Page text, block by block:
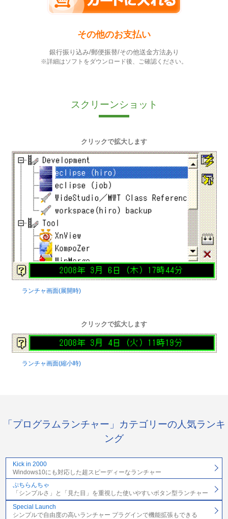
その他のお支払い
銀行振り込み/郵便振替/その他送金方法あり
※詳細はソフトをダウンロード後、ご確認ください。
スクリーンショット
クリックで拡大します
ランチャ画面(展開時)
クリックで拡大します
ランチャ画面(縮小時)
「プログラムランチャー」カテゴリーの人気ランキ
ング
Kick in 2000
Windows10にも対応した超スピーディーなランチャー
ぷちらんちゃ
「シンプルさ」と「見た目」を重視した使いやすいボタン型ランチャー
Special Launch
シンプルで自由度の高いランチャー プラグインで機能拡張もできる